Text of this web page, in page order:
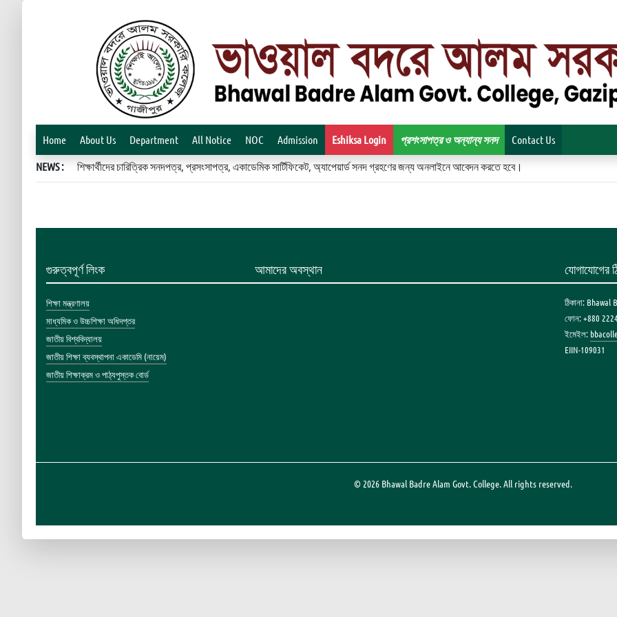
Home About Us Department All Notice NOC Admission Eshiksa Login প্রশংসাপত্র ও অন্যান্য সনদ Contact Us
NEWS : শিক্ষার্থীদের চারিত্রিক সনদপত্র, প্রসংসাপত্র, একাডেমিক সার্টিফিকেট, অ্যাপেয়ার্ড সনদ গ্রহণের জন্য অনলাইনে আবেদন করতে হবে।
গুরুত্বপূর্ণ লিংক
শিক্ষা মন্ত্রণালয়
মাধ্যমিক ও উচ্চশিক্ষা অধিদপ্তর
জাতীয় বিশ্ববিদ্যালয়
জাতীয় শিক্ষা ব্যবস্থাপনা একাডেমি (নায়েম)
জাতীয় শিক্ষাক্রম ও পাঠ্যপুস্তক বোর্ড
আমাদের অবস্থান যোগাযোগের
ঠিকানা:
ফোন: +880
ইমেইল:
EIIN-109031
© 2026 Bhawal Badre Alam Govt. College. All rights reserved.